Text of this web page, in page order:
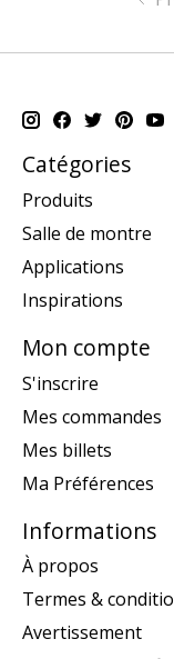
Catégories
Produits
Salle de montre
Applications
Inspirations
Mon compte
S'inscrire
Mes commandes
Mes billets
Ma Préférences
Informations
À propos
Termes &
Avertissement